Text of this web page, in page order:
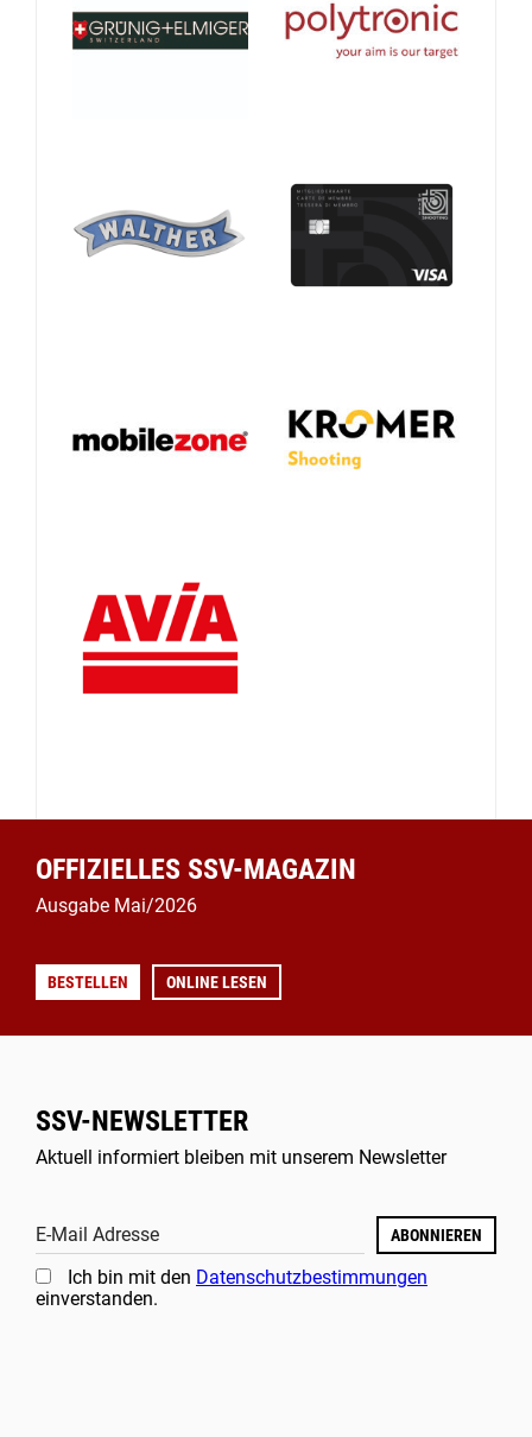
OFFIZIELLES SSV-MAGAZIN
Ausgabe Mai/2026
BESTELLEN ONLINE LESEN
SSV-NEWSLETTER
Aktuell informiert bleiben mit unserem Newsletter
E-Mail Adresse ABONNIEREN
Ich bin mit den Datenschutzbestimmungen
einverstanden.